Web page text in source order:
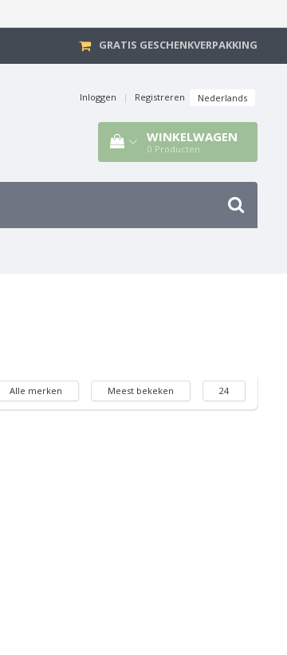
GRATIS GESCHENKVERPAKKING
Inloggen | Registreren Nederlands
WINKELWAGEN
0 Producten
Alle merken Meest bekeken 24